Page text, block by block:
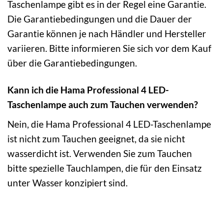
Taschenlampe gibt es in der Regel eine Garantie.
Die Garantiebedingungen und die Dauer der
Garantie können je nach Händler und Hersteller
variieren. Bitte informieren Sie sich vor dem Kauf
über die Garantiebedingungen.
Kann ich die Hama Professional 4 LED-
Taschenlampe auch zum Tauchen verwenden?
Nein, die Hama Professional 4 LED-Taschenlampe
ist nicht zum Tauchen geeignet, da sie nicht
wasserdicht ist. Verwenden Sie zum Tauchen
bitte spezielle Tauchlampen, die für den Einsatz
unter Wasser konzipiert sind.